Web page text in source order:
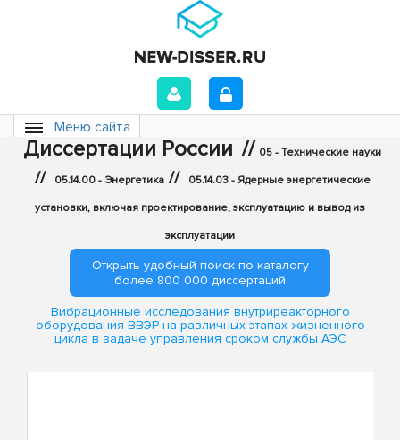
Меню сайта
Диссертации России // 05 - Технические науки
// 05.14.00 - Энергетика // 05.14.03 - Ядерные энергетические
установки, включая проектирование, эксплуатацию и вывод из
эксплуатации
Открыть удобный поиск по каталогу
более 800 000 диссертаций
Вибрационные исследования внутриреакторного
оборудования ВВЭР на различных этапах жизненного
цикла в задаче управления сроком службы АЭС